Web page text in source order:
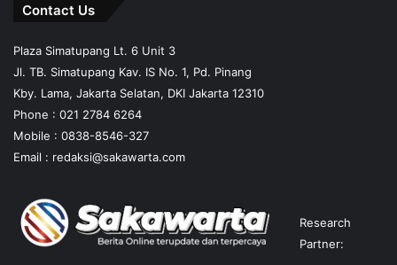
Contact Us
Plaza Simatupang Lt. 6 Unit 3
Jl. TB. Simatupang Kav. IS No. 1, Pd. Pinang
Kby. Lama, Jakarta Selatan, DKI Jakarta 12310
Phone : 021 2784 6264
Mobile : 0838-8546-327
Email : redaksi@sakawarta.com
Research
Partner: